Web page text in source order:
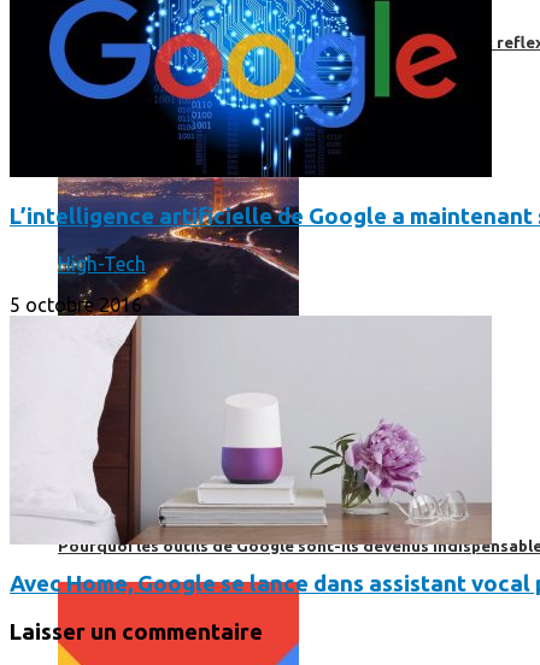
Faut-il encore emmener son bon vieux appareil photo «
Print’Minute
Print'Minute
Pourquoi les outils de Google sont-ils devenus
L’intelligence artificielle de Google a
High-Tech
5 octobre 2016
Avec Home, Google se lance dans assistant
Laisser un commentaire